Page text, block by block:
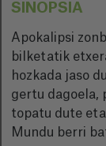
SINOPSIA
Apokalipsi
bilketatik
hozkada jaso
gertu dagoela,
topatu dute
Mundu berri